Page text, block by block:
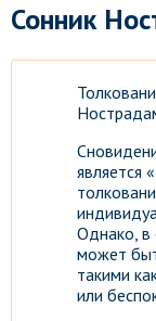
Сонник
является
Однако, в
может
такими
или